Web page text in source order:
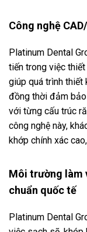
Công nghệ
Platinum Dental
tiến trong việc
giúp quá trình thiết
đồng thời đảm
với từng cấu trúc
công nghệ này,
khớp chính xác
Môi trường làm
chuẩn quốc tế
Platinum Dental